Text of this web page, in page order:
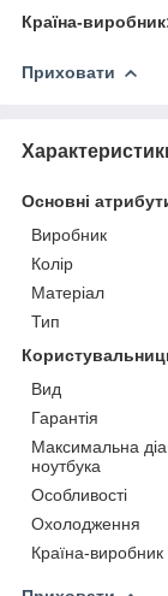
Країна-
Приховати
Основні
Виробник
Колір
Матеріал
Тип
Вид
Гарантія
Максимальна
ноутбука
Особливості
Охолодження
Країна-виробник